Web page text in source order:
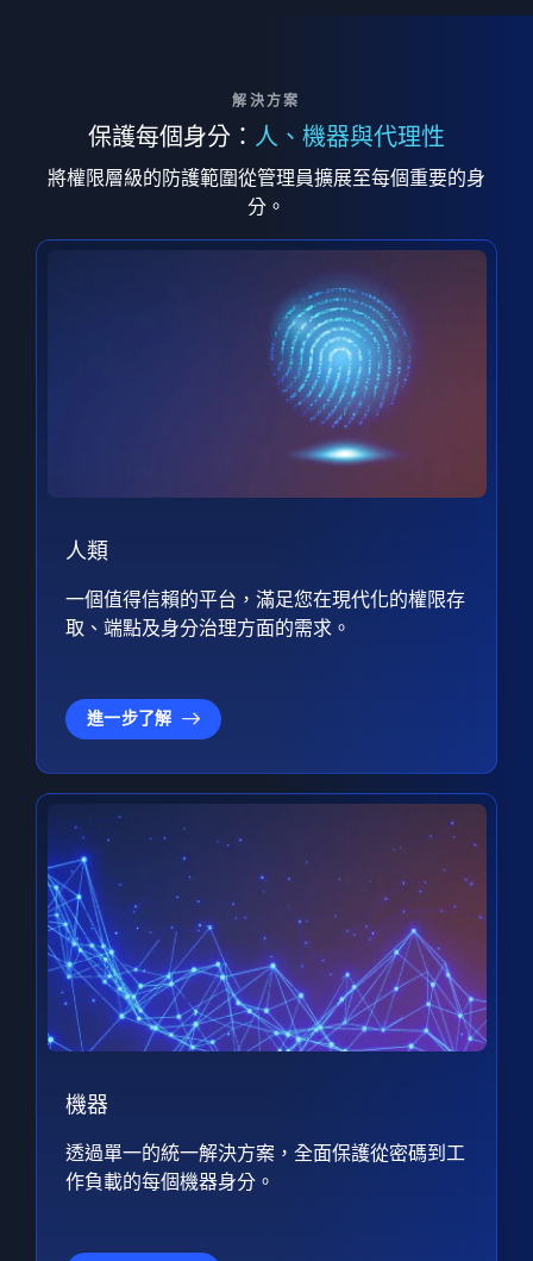
解決方案
保護每個身分： 人、機器與代理性
將權限層級的防護範圍從管理員擴展至每個重要的身
分。
人類
一個值得信賴的平台，滿足您在現代化的權限存
取、端點及身分治理方面的需求。
進一步了解
機器
透過單一的統一解決方案，全面保護從密碼到工
作負載的每個機器身分。